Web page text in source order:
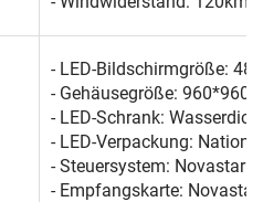
- LED-Bildschirmgröße:
- Gehäusegröße: 960*960
- LED-Schrank:
- LED-Verpackung:
- Steuersystem: Novastar
- Empfangskarte: Novastar